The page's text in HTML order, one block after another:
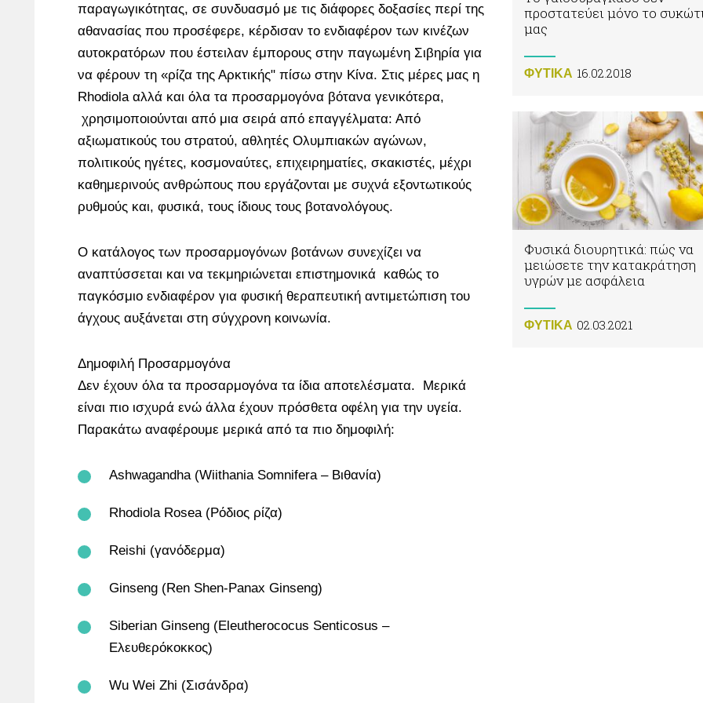
παραγωγικότητας, σε συνδυασμό με τις διάφορες δοξασίες περί της
αθανασίας που προσέφερε, κέρδισαν το ενδιαφέρον των κινέζων
αυτοκρατόρων που έστειλαν έμπορους στην παγωμένη Σιβηρία για
να φέρουν τη «ρίζα της Αρκτικής" πίσω στην Κίνα. Στις μέρες μας η
Rhodiola αλλά και όλα τα προσαρμογόνα βότανα γενικότερα,
χρησιμοποιούνται από μια σειρά από επαγγέλματα: Από
αξιωματικούς του στρατού, αθλητές Ολυμπιακών αγώνων,
πολιτικούς ηγέτες, κοσμοναύτες, επιχειρηματίες, σκακιστές, μέχρι
καθημερινούς ανθρώπους που εργάζονται με συχνά εξοντωτικούς
ρυθμούς και, φυσικά, τους ίδιους τους βοτανολόγους.
Ο κατάλογος των προσαρμογόνων βοτάνων συνεχίζει να
αναπτύσσεται και να τεκμηριώνεται επιστημονικά καθώς το
παγκόσμιο ενδιαφέρον για φυσική θεραπευτική αντιμετώπιση του
άγχους αυξάνεται στη σύγχρονη κοινωνία.
Δημοφιλή Προσαρμογόνα
Δεν έχουν όλα τα προσαρμογόνα τα ίδια αποτελέσματα. Μερικά
είναι πιο ισχυρά ενώ άλλα έχουν πρόσθετα οφέλη για την υγεία.
Παρακάτω αναφέρουμε μερικά από τα πιο δημοφιλή:
Ashwagandha (Wiithania Somnifera – Βιθανία)
Rhodiola Rosea (Ρόδιος ρίζα)
Reishi (γανόδερμα)
Ginseng (Ren Shen-Panax Ginseng)
Siberian Ginseng (Eleutherococus Senticosus –
Ελευθερόκοκκος)
Wu Wei Zhi (Σισάνδρα)
προστατεύει μόνο το
μας
ΦΥΤΙΚA 16.02.2018
Φυσικά διουρητικά: πώς να
μειώσετε την κατακράτηση
υγρών με ασφάλεια
ΦΥΤΙΚA 02.03.2021